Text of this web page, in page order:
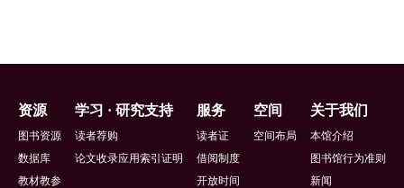
页
脚
资源
图书资源
数据库
教材教参
学习 · 研究支持
读者荐购
论文收录应用索引证明
服务
读者证
借阅制度
开放时间
空间
空间布局
关于我们
本馆介绍
图书馆行为准则
新闻